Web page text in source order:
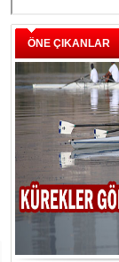
ÖNE ÇIKANLAR